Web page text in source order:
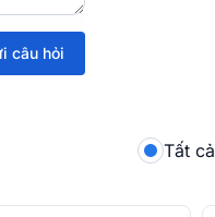
câu hỏi
Tất cả